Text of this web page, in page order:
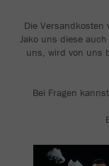
Die
Jako uns diese
uns, wird von uns
Bei Fragen